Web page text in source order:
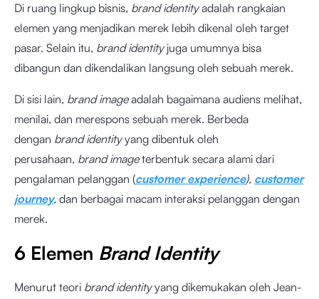
Di ruang lingkup bisnis, brand identityadalah rangkaian
elemen yang menjadikan merek lebih dikenal oleh target
pasar. Selain itu, brand identity juga umumnya bisa
dibangun dan dikendalikan langsung oleh sebuah merek.
Di sisi lain, brand imageadalah bagaimana audiens melihat,
menilai, dan merespons sebuah merek. Berbeda
dengan brand identityyang dibentuk oleh
perusahaan, brand imageterbentuk secara alami dari
pengalaman pelanggan (customer experience), customer
journey, dan berbagai macam interaksi pelanggan dengan
merek.
6 Elemen Brand Identity
Menurut teori brand identityyang dikemukakan oleh Jean-